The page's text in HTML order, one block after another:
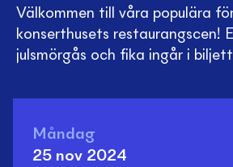
Välkommen till våra populära
konserthusets restaurangscen!
julsmörgås och fika ingår i
Måndag
25 nov 2024